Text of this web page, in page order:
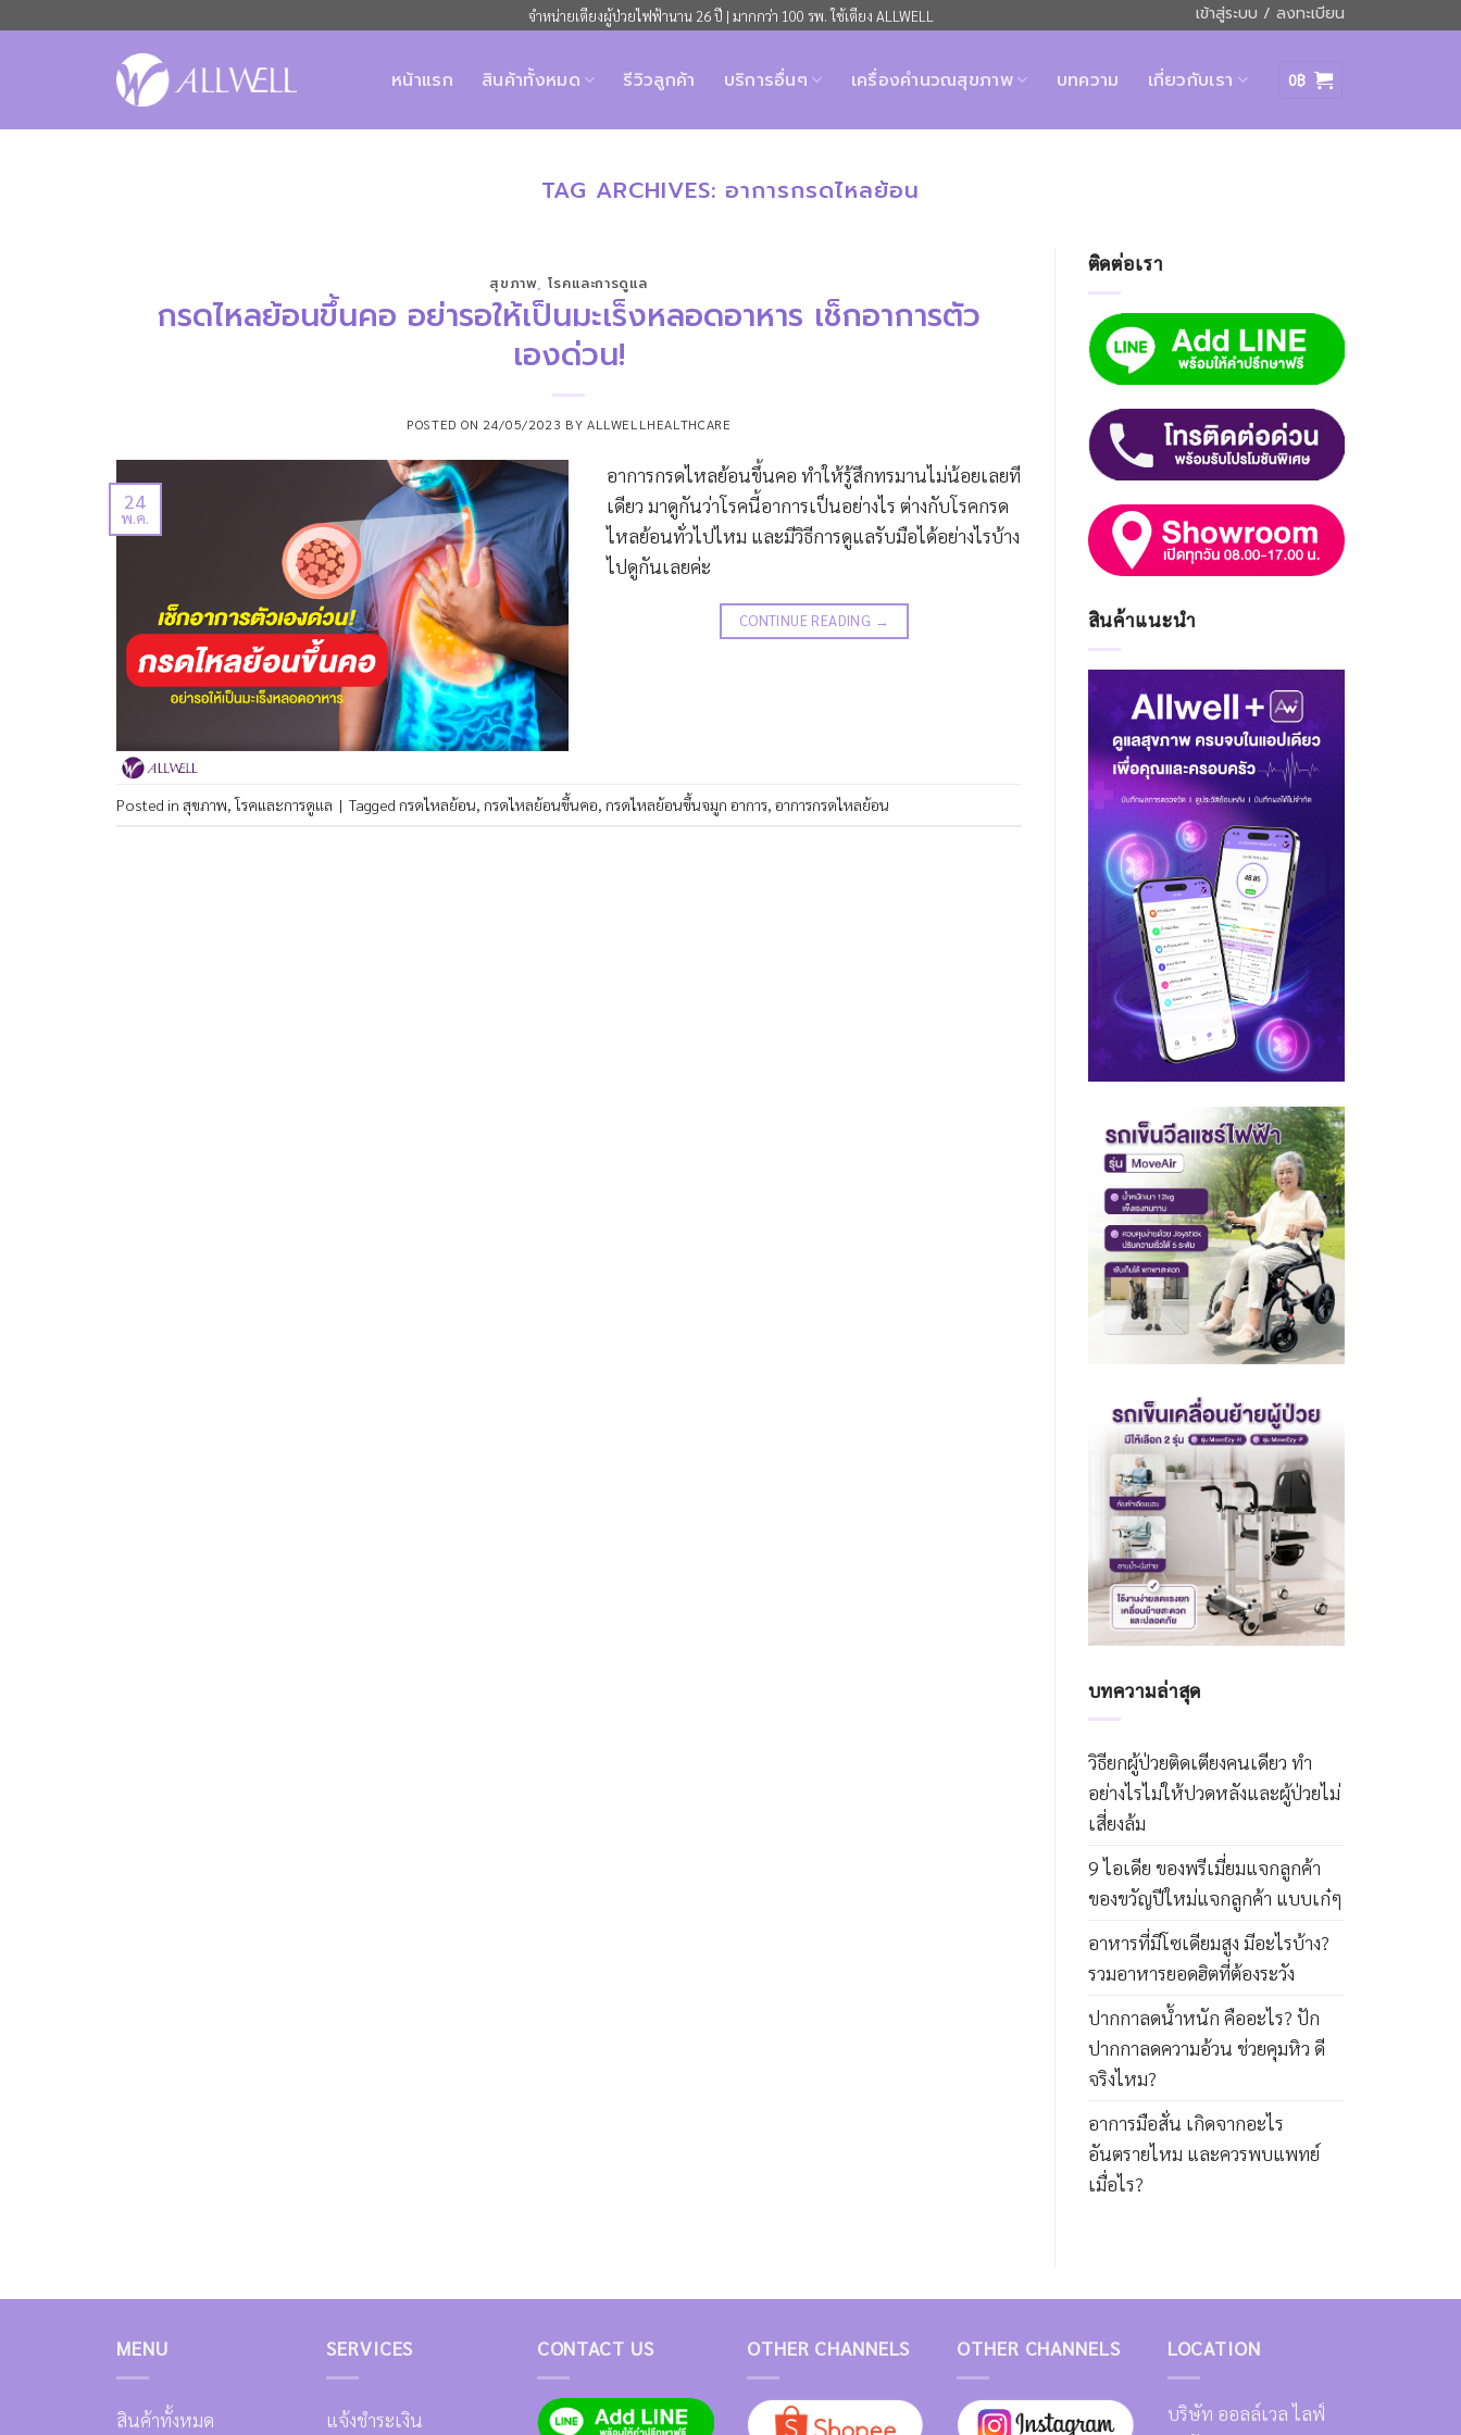
จำหน่ายเตียงผู้ป่วยไฟฟ้านาน 26 ปี | มากกว่า 100 รพ. ใช้เตียง ALLWELL เข้าสู่ระบบ / ลงทะเบียน
หน้าแรก สินค้าทั้งหมด รีวิวลูกค้า บริการอื่นๆ เครื่องคำนวณสุขภาพ บทความ เกี่ยวกับเรา 0฿
TAG ARCHIVES: อาการกรดไหลย้อน
สุขภาพ โรคและการดูแล
กรดไหลย้อนขึ้นคอ อย่ารอให้เป็นมะเร็งหลอดอาหาร เช็กอาการตัว
เองด่วน!
POSTED ON 24/05/2023 BY ALLWELLHEALTHCARE
24
พ.ค.
อาการกรดไหลย้อนขึ้นคอ ทำให้รู้สึกทรมานไม่น้อยเลยที
เดียว มาดูกันว่าโรคนี้อาการเป็นอย่างไร ต่างกับโรคกรด
ไหลย้อนทั่วไปไหม และมีวิธีการดูแลรับมือได้อย่างไรบ้าง
ไปดูกันเลยค่ะ
CONTINUE READING →
Posted in สุขภาพ ,โรคและการดูแล | Tagged กรดไหลย้อน กรดไหลย้อนขึ้นคอ กรดไหลย้อนขึ้นจมูก อาการ อาการกรดไหลย้อน
ติดต่อเรา
สินค้าแนะนำ
บทความล่าสุด
วิธียกผู้ป่วยติดเตียงคนเดียว ทำ
อย่างไรไม่ให้ปวดหลังและผู้ป่วยไม่
เสี่ยงล้ม
9 ไอเดีย ของพรีเมี่ยมแจกลูกค้า
ของขวัญปีใหม่แจกลูกค้า แบบเก๋ๆ
อาหารที่มีโซเดียมสูง มีอะไรบ้าง?
รวมอาหารยอดฮิตที่ต้องระวัง
ปากกาลดน้ำหนัก คืออะไร? ปัก
ปากกาลดความอ้วน ช่วยคุมหิว ดี
จริงไหม?
อาการมือสั่น เกิดจากอะไร
อันตรายไหม และควรพบแพทย์
เมื่อไร?
MENU
สินค้าทั้งหมด
SERVICES
แจ้งชำระเงิน
CONTACT US OTHER CHANNELS OTHER CHANNELS LOCATION
บริษัท ออลล์เวล ไลฟ์